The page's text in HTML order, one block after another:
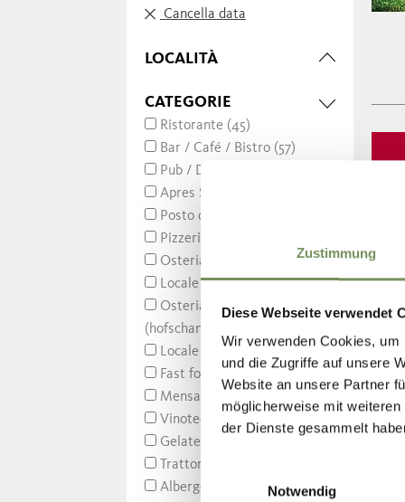
Zustimmung
Diese Webseite verwendet
Wir verwenden Cookies,
und die Zugriffe auf unsere
Website an unsere Partner
möglicherweise mit
der Dienste gesammelt
Notwendig
Cancella data
LOCALITÀ
CATEGORIE
Ristorante (45)
Bar / Café / Bistro (57)
Pub / Disco (4)
Apres Ski (2)
Posto di ristoro (9)
Pizzeria (10)
Osteria contadina (2)
Locale agrituristico (1)
Osteria contadina
(hofschank) (6)
Locale per castagnate (10)
Fast food (4)
Mensa (1)
Vinoteca (4)
Gelateria (1)
Trattoria (24)
Albergo (14)